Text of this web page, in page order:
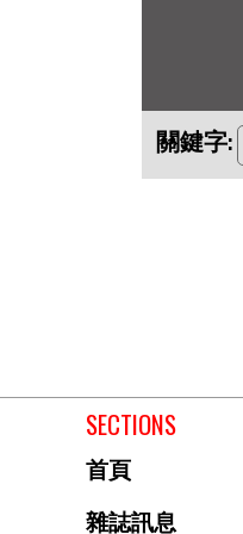
關鍵字:
SECTIONS
首頁
雜誌訊息